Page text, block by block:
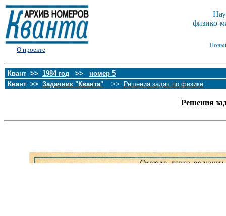
О проекте
физико-
Квант >> 1984 год >> номер 5
Квант >> Задачник "Кванта" >> Решения задач по физике
Решения